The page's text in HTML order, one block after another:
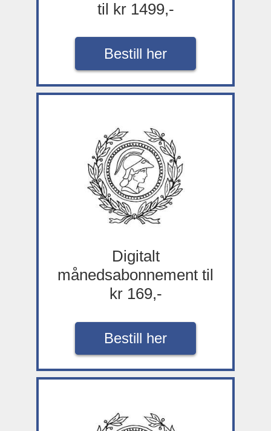
til kr 1499,-
Bestill her
Digitalt
månedsabonnement til
kr 169,-
Bestill her